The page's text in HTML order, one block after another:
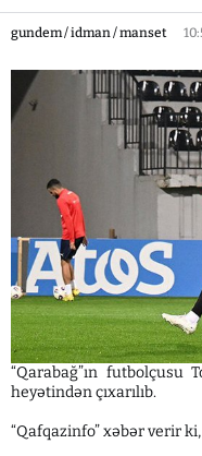
gundem / idman / manset
“Qarabağ”ın futbolçusu
heyətindən çıxarılıb.
“Qafqazinfo” xəbər verir